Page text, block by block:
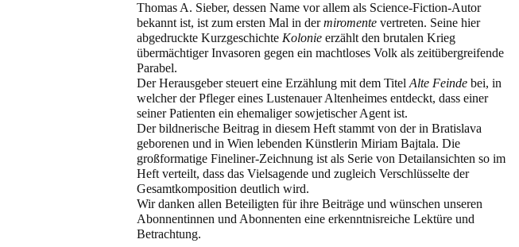
Thomas A. Sieber, dessen Name vor allem als Science-Fiction-Autor
bekannt ist, ist zum ersten Mal in dermiromente vertreten. Seine hier
abgedruckte Kurzgeschichte Kolonie erzählt den brutalen Krieg
übermächtiger Invasoren gegen ein machtloses Volk als zeitübergreifende
Parabel.
Der Herausgeber steuert eine Erzählung mit dem Titel Alte Feinde bei, in
welcher der Pfleger eines Lustenauer Altenheimes entdeckt, dass einer
seiner Patienten ein ehemaliger sowjetischer Agent ist.
Der bildnerische Beitrag in diesem Heft stammt von der in Bratislava
geborenen und in Wien lebenden Künstlerin Miriam Bajtala. Die
großformatige Fineliner-Zeichnung ist als Serie von Detailansichten so im
Heft verteilt, dass das Vielsagende und zugleich Verschlüsselte der
Gesamtkomposition deutlich wird.
Wir danken allen Beteiligten für ihre Beiträge und wünschen unseren
Abonnentinnen und Abonnenten eine erkenntnisreiche Lektüre und
Betrachtung.